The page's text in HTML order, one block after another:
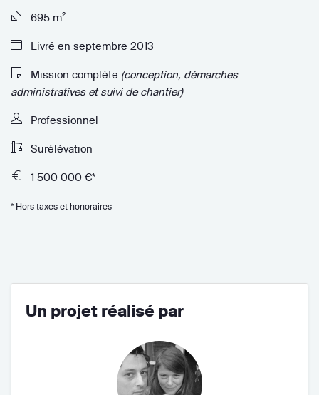
695 m²
Livré en septembre 2013
Mission complète (conception, démarches
administratives et suivi de chantier)
Professionnel
Surélévation
1 500 000 €*
* Hors taxes et honoraires
Un projet réalisé par